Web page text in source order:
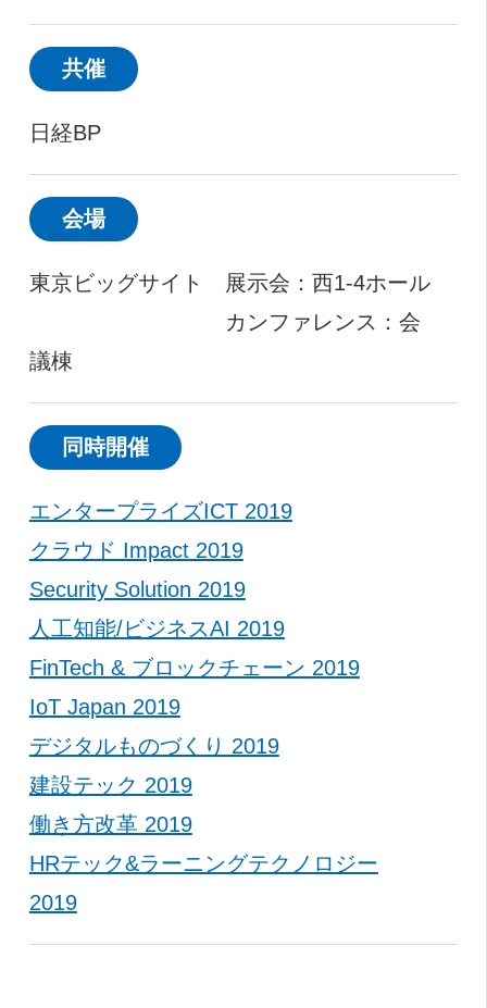
共催
日経BP
会場
東京ビッグサイト 展示会：西1-4ホール
カンファレンス：会
議棟
同時開催
エンタープライズICT 2019
クラウド Impact 2019
Security Solution 2019
人工知能/ビジネスAI 2019
FinTech & ブロックチェーン 2019
IoT Japan 2019
デジタルものづくり 2019
建設テック 2019
働き方改革 2019
HRテック&ラーニングテクノロジー
2019